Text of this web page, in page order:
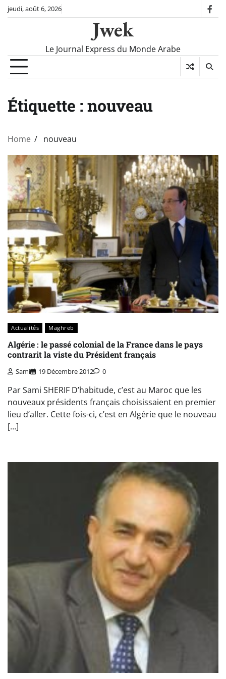
Skipjeudi, août 6, 2026
Jwek
Le Journal Express du Monde Arabe
Étiquette : nouveau
Home nouveau
Actualités Maghreb
Algérie : le passé colonial de la France dans le pays
contrarit la viste du Président français
Sami 19 Décembre 2012 0
Par Sami SHERIF D’habitude, c’est au Maroc que les
nouveaux présidents français choisissaient en premier
lieu d’aller. Cette fois-ci, c’est en Algérie que le nouveau
[…]